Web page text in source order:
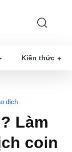
Kiến thức
dịch
Làm
coin